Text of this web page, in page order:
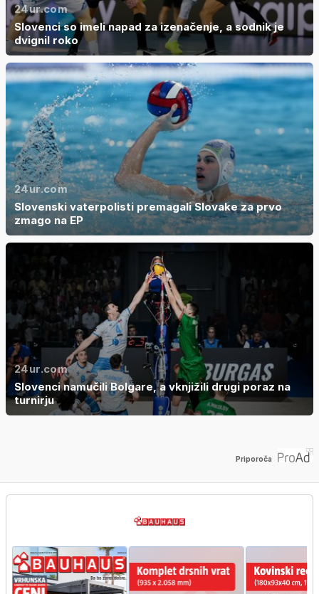
24ur.com
Slovenci so imeli napad za izenačenje, a sodnik je
dvignil roko
24ur.com
Slovenski vaterpolisti premagali Slovake za prvo
zmago na EP
24ur.com
Slovenci namučili Bolgare, a vknjižili drugi poraz na
turnirju
Priporoča